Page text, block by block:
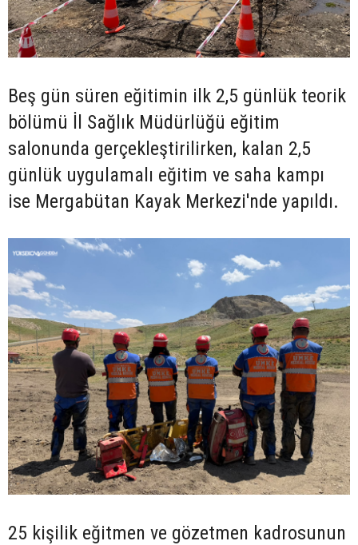
Beş gün süren eğitimin ilk 2,5 günlük teorik
bölümü İl Sağlık Müdürlüğü eğitim
salonunda gerçekleştirilirken, kalan 2,5
günlük uygulamalı eğitim ve saha kampı
ise Mergabütan Kayak Merkezi'nde yapıldı.
25 kişilik eğitmen ve gözetmen kadrosunun